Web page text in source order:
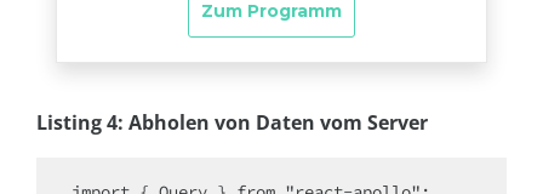
Listing 4: Abholen von Daten vom Server